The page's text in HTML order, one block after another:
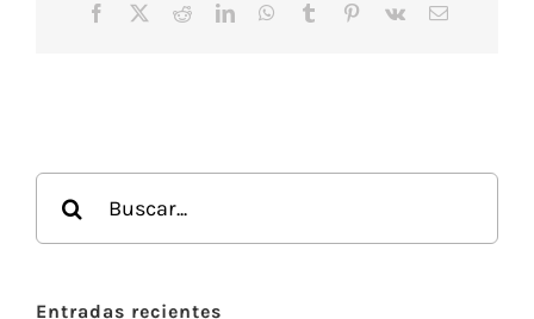
Facebook RedditLinkedInWhatsApp
Tumblr Pinterest
Vk
Correo
Buscar:
Entradas recientes